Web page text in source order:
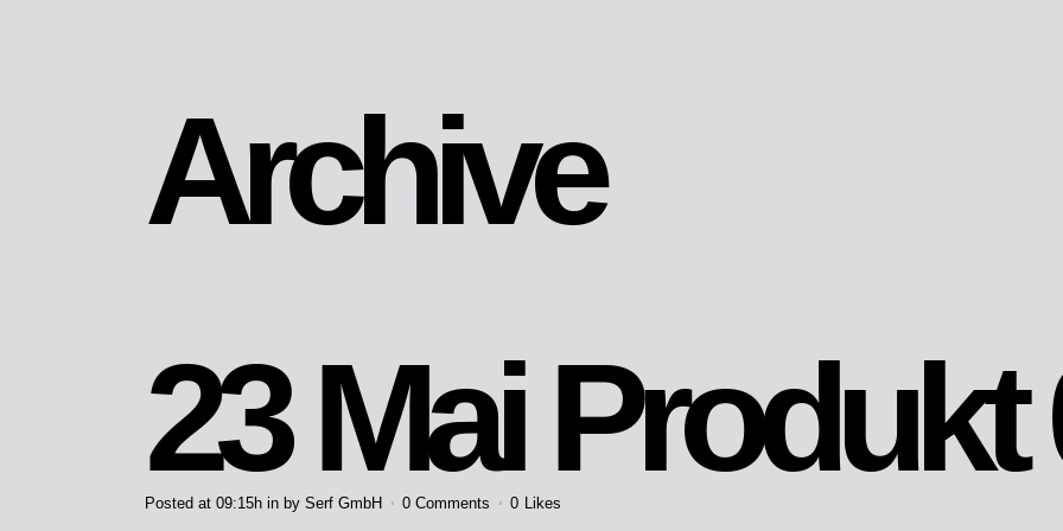
Archive
23 Mai Produkt
Posted at 09:15h in by Serf GmbH 0 Comments 0 Likes